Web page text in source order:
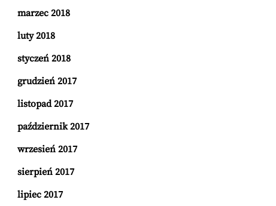
marzec 2018
luty 2018
styczeń 2018
grudzień 2017
listopad 2017
październik 2017
wrzesień 2017
sierpień 2017
lipiec 2017